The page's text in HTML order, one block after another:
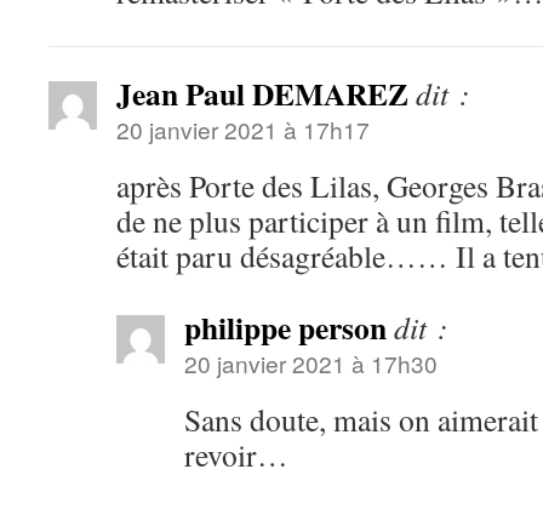
Jean Paul DEMAREZdit :
20 janvier 2021 à 17h17
après Porte des Lilas, Georges
de ne plus participer à un film,
était paru désagréable…… Il a
philippe persondit :
20 janvier 2021 à 17h30
Sans doute, mais on
revoir…